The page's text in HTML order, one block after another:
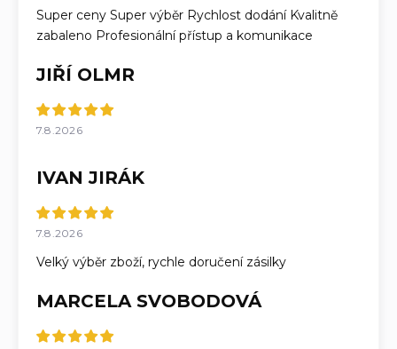
Super ceny Super výběr Rychlost dodání Kvalitně
zabaleno Profesionální přístup a komunikace
JIŘÍ OLMR
7.8.2026
IVAN JIRÁK
7.8.2026
Velký výběr zboží, rychle doručení zásilky
MARCELA SVOBODOVÁ